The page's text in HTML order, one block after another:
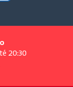
20:30